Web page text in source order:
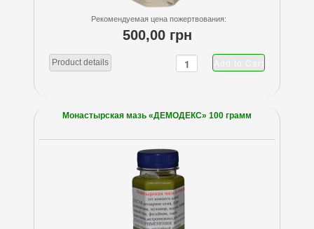
Рекомендуемая цена пожертвования:
500,00 грн
Product details
Монастырская мазь «ДЕМОДЕКС» 100 грамм